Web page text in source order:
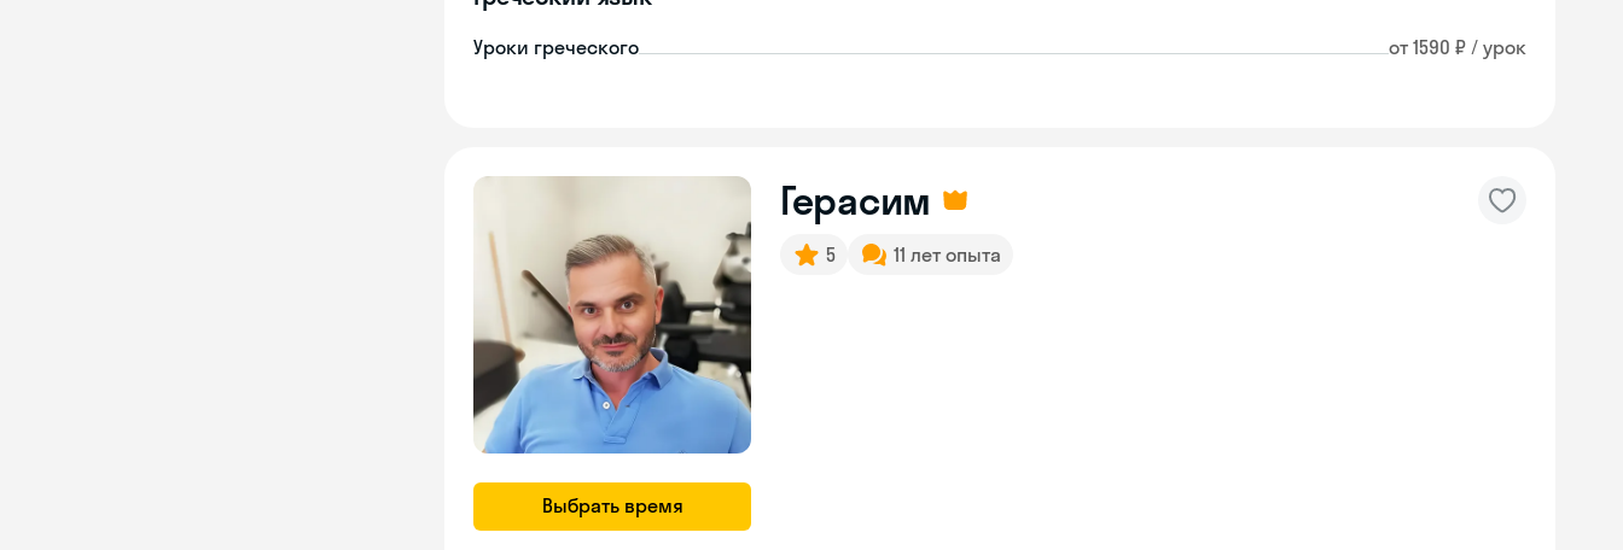
Уроки греческого от 1590 ₽ / урок
Выбрать время
Герасим
5 11 лет опыта